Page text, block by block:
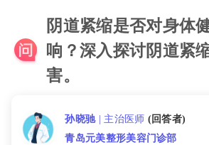
阴道紧缩是否对身体
响？深入探讨阴道紧
害。
孙晓驰| 主治医师 (回答者)
青岛元美整形美容门诊部